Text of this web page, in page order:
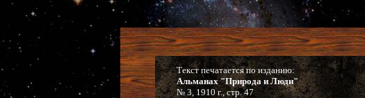
Текст печатается по изданию:
Альманах "Природа и Люди"
№ 3, 1910 г., стр. 47